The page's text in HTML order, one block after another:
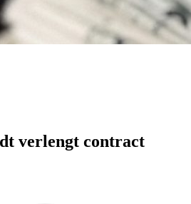
verlengt contract